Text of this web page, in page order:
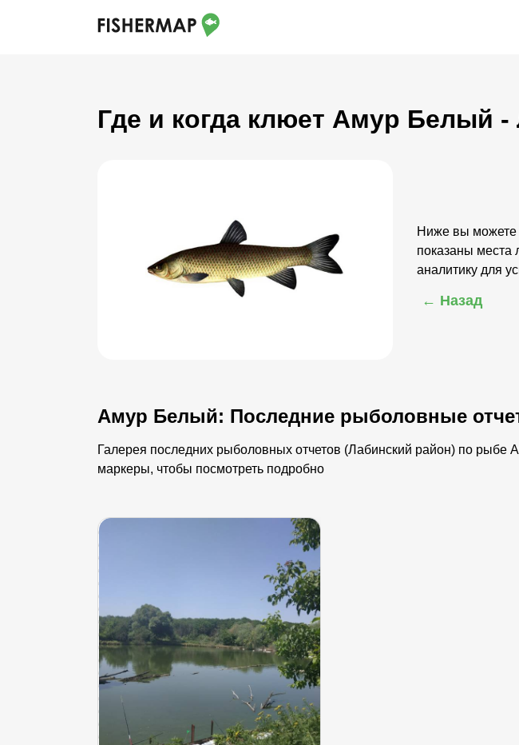
Где и когда клюет Амур Белый
Ниже вы можете
показаны места
аналитику для
← Назад
Амур Белый: Последние рыболовные
Галерея последних рыболовных отчетов (Лабинский район) по рыбе
маркеры, чтобы посмотреть подробно